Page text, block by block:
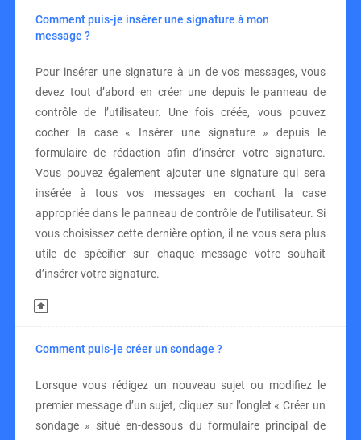
Comment puis-je insérer une signature à mon
message ?
Pour insérer une signature à un de vos messages, vous
devez tout d’abord en créer une depuis le panneau de
contrôle de l’utilisateur. Une fois créée, vous pouvez
cocher la case « Insérer une signature » depuis le
formulaire de rédaction afin d’insérer votre signature.
Vous pouvez également ajouter une signature qui sera
insérée à tous vos messages en cochant la case
appropriée dans le panneau de contrôle de l’utilisateur. Si
vous choisissez cette dernière option, il ne vous sera plus
utile de spécifier sur chaque message votre souhait
d’insérer votre signature.
Comment puis-je créer un sondage ?
Lorsque vous rédigez un nouveau sujet ou modifiez le
premier message d’un sujet, cliquez sur l’onglet « Créer un
sondage » situé en-dessous du formulaire principal de